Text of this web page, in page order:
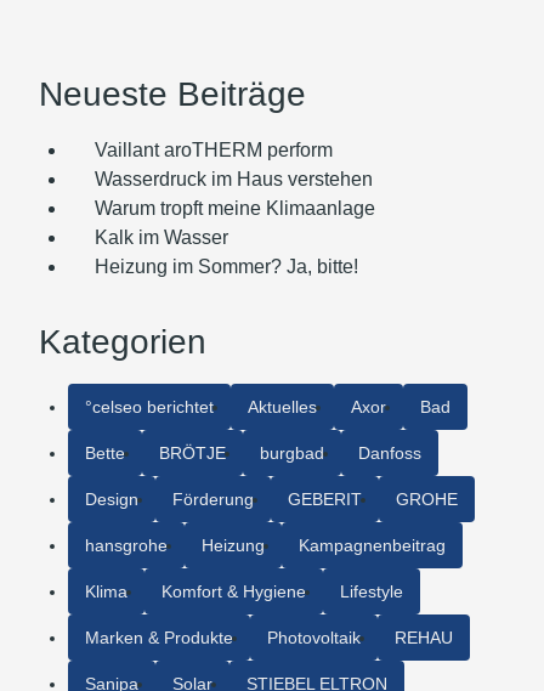
Neueste Beiträge
Vaillant aroTHERM perform
Wasserdruck im Haus verstehen
Warum tropft meine Klimaanlage
Kalk im Wasser
Heizung im Sommer? Ja, bitte!
Kategorien
°celseo berichtet Aktuelles Axor Bad
Bette BRÖTJE burgbad Danfoss
Design Förderung GEBERIT GROHE
hansgrohe Heizung Kampagnenbeitrag
Klima Komfort & Hygiene Lifestyle
Marken & Produkte Photovoltaik REHAU
Sanipa Solar STIEBEL ELTRON